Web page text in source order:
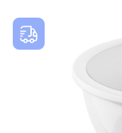
6.5W=60W 940264